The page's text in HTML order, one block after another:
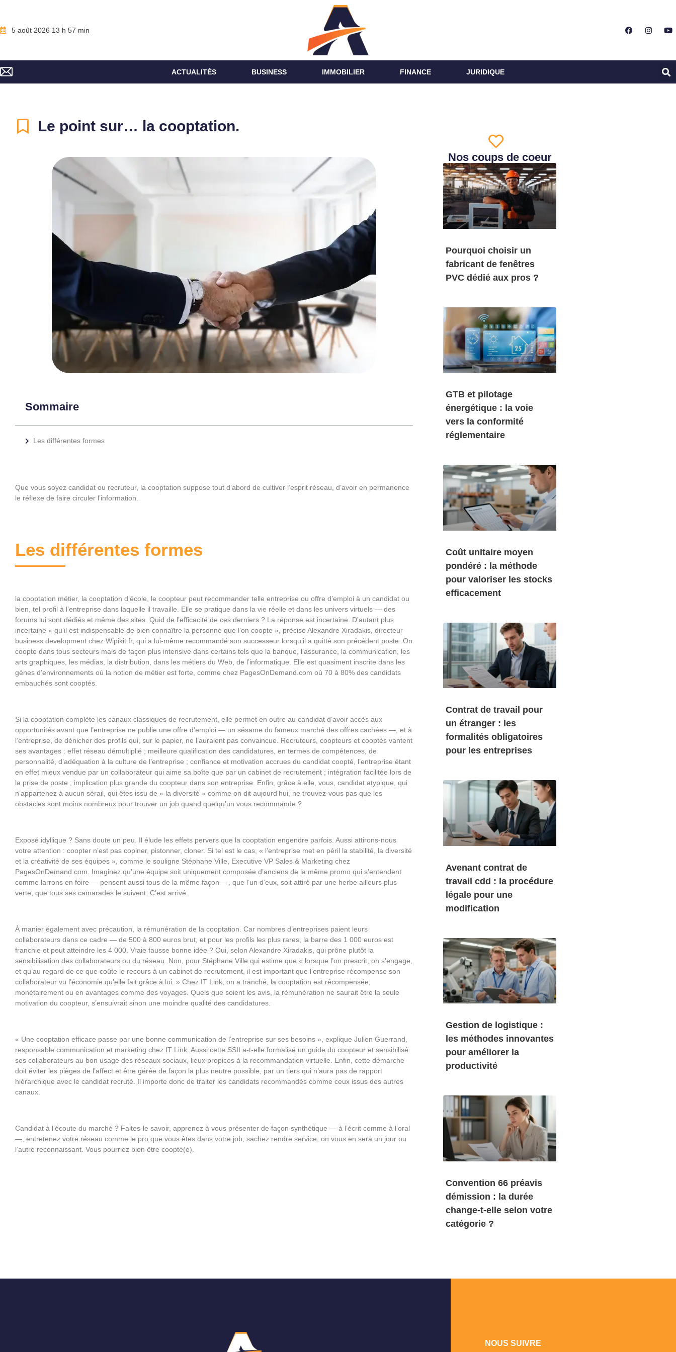
5 août 2026 13 h 57 min
ACTUALITÉS BUSINESS IMMOBILIER FINANCE JURIDIQUE
Le point sur… la cooptation.
Sommaire
Les différentes formes
Que vous soyez candidat ou recruteur, la cooptation suppose tout d’abord de cultiver l’esprit réseau, d’avoir en permanence
le réflexe de faire circuler l’information.
Les différentes formes
la cooptation métier, la cooptation d’école, le coopteur peut recommander telle entreprise ou offre d’emploi à un candidat ou
bien, tel profil à l’entreprise dans laquelle il travaille. Elle se pratique dans la vie réelle et dans les univers virtuels — des
forums lui sont dédiés et même des sites. Quid de l’efficacité de ces derniers ? La réponse est incertaine. D’autant plus
incertaine « qu’il est indispensable de bien connaître la personne que l’on coopte », précise Alexandre Xiradakis, directeur
business development chez Wipikit.fr, qui a lui-même recommandé son successeur lorsqu’il a quitté son précédent poste. On
coopte dans tous secteurs mais de façon plus intensive dans certains tels que la banque, l’assurance, la communication, les
arts graphiques, les médias, la distribution, dans les métiers du Web, de l’informatique. Elle est quasiment inscrite dans les
gènes d’environnements où la notion de métier est forte, comme chez PagesOnDemand.com où 70 à 80% des candidats
embauchés sont cooptés.
Si la cooptation complète les canaux classiques de recrutement, elle permet en outre au candidat d’avoir accès aux
opportunités avant que l’entreprise ne publie une offre d’emploi — un sésame du fameux marché des offres cachées —, et à
l’entreprise, de dénicher des profils qui, sur le papier, ne l’auraient pas convaincue. Recruteurs, coopteurs et cooptés vantent
ses avantages : effet réseau démultiplié ; meilleure qualification des candidatures, en termes de compétences, de
personnalité, d’adéquation à la culture de l’entreprise ; confiance et motivation accrues du candidat coopté, l’entreprise étant
en effet mieux vendue par un collaborateur qui aime sa boîte que par un cabinet de recrutement ; intégration facilitée lors de
la prise de poste ; implication plus grande du coopteur dans son entreprise. Enfin, grâce à elle, vous, candidat atypique, qui
n’appartenez à aucun sérail, qui êtes issu de « la diversité » comme on dit aujourd’hui, ne trouvez-vous pas que les
obstacles sont moins nombreux pour trouver un job quand quelqu’un vous recommande ?
Exposé idyllique ? Sans doute un peu. Il élude les effets pervers que la cooptation engendre parfois. Aussi attirons-nous
votre attention : coopter n’est pas copiner, pistonner, cloner. Si tel est le cas, « l’entreprise met en péril la stabilité, la diversité
et la créativité de ses équipes », comme le souligne Stéphane Ville, Executive VP Sales & Marketing chez
PagesOnDemand.com. Imaginez qu’une équipe soit uniquement composée d’anciens de la même promo qui s’entendent
comme larrons en foire — pensent aussi tous de la même façon —, que l’un d’eux, soit attiré par une herbe ailleurs plus
verte, que tous ses camarades le suivent. C’est arrivé.
À manier également avec précaution, la rémunération de la cooptation. Car nombres d’entreprises paient leurs
collaborateurs dans ce cadre — de 500 à 800 euros brut, et pour les profils les plus rares, la barre des 1 000 euros est
franchie et peut atteindre les 4 000. Vraie fausse bonne idée ? Oui, selon Alexandre Xiradakis, qui prône plutôt la
sensibilisation des collaborateurs ou du réseau. Non, pour Stéphane Ville qui estime que « lorsque l’on prescrit, on s’engage,
et qu’au regard de ce que coûte le recours à un cabinet de recrutement, il est important que l’entreprise récompense son
collaborateur vu l’économie qu’elle fait grâce à lui. » Chez IT Link, on a tranché, la cooptation est récompensée,
monétairement ou en avantages comme des voyages. Quels que soient les avis, la rémunération ne saurait être la seule
motivation du coopteur, s’ensuivrait sinon une moindre qualité des candidatures.
« Une cooptation efficace passe par une bonne communication de l’entreprise sur ses besoins », explique Julien Guerrand,
responsable communication et marketing chez IT Link. Aussi cette SSII a-t-elle formalisé un guide du coopteur et sensibilisé
ses collaborateurs au bon usage des réseaux sociaux, lieux propices à la recommandation virtuelle. Enfin, cette démarche
doit éviter les pièges de l’affect et être gérée de façon la plus neutre possible, par un tiers qui n’aura pas de rapport
hiérarchique avec le candidat recruté. Il importe donc de traiter les candidats recommandés comme ceux issus des autres
canaux.
Candidat à l’écoute du marché ? Faites-le savoir, apprenez à vous présenter de façon synthétique — à l’écrit comme à l’oral
—, entretenez votre réseau comme le pro que vous êtes dans votre job, sachez rendre service, on vous en sera un jour ou
l’autre reconnaissant. Vous pourriez bien être coopté(e).
Nos coups de coeur
Pourquoi choisir un
fabricant de fenêtres
PVC dédié aux pros ?
GTB et pilotage
énergétique : la voie
vers la conformité
réglementaire
Coût unitaire moyen
pondéré : la méthode
pour valoriser les stocks
efficacement
Contrat de travail pour
un étranger : les
formalités obligatoires
pour les entreprises
Avenant contrat de
travail cdd : la procédure
légale pour une
modification
Gestion de logistique :
les méthodes innovantes
pour améliorer la
productivité
Convention 66 préavis
démission : la durée
change-t-elle selon votre
catégorie ?
NOUS SUIVRE